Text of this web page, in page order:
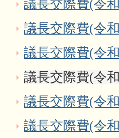
議長交際費(令
議長交際費(令
議長交際費(令
議長交際費(令
議長交際費(令
議長交際費(令